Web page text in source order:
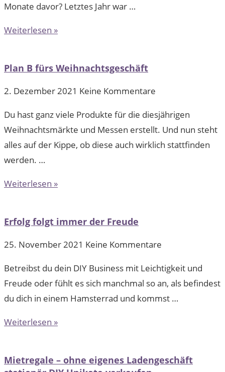
Monate davor? Letztes Jahr war …
Weiterlesen »
Plan B fürs Weihnachtsgeschäft
2. Dezember 2021 Keine Kommentare
Du hast ganz viele Produkte für die diesjährigen
Weihnachtsmärkte und Messen erstellt. Und nun steht
alles auf der Kippe, ob diese auch wirklich stattfinden
werden. …
Weiterlesen »
Erfolg folgt immer der Freude
25. November 2021 Keine Kommentare
Betreibst du dein DIY Business mit Leichtigkeit und
Freude oder fühlt es sich manchmal so an, als befindest
du dich in einem Hamsterrad und kommst …
Weiterlesen »
Mietregale – ohne eigenes Ladengeschäft